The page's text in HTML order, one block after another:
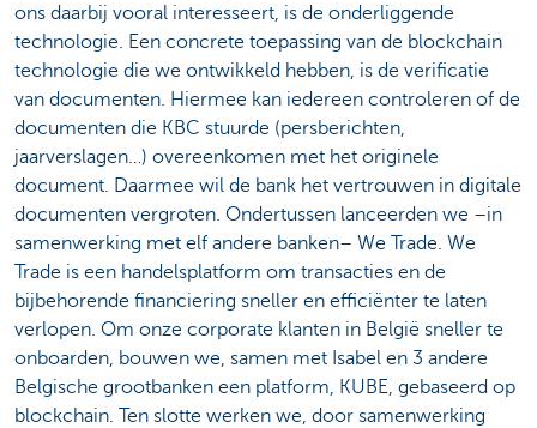
ons daarbij vooral interesseert, is de onderliggende
technologie. Een concrete toepassing van de blockchain
technologie die we ontwikkeld hebben, is de verificatie
van documenten. Hiermee kan iedereen controleren of de
documenten die KBC stuurde (persberichten,
jaarverslagen…) overeenkomen met het originele
document. Daarmee wil de bank het vertrouwen in digitale
documenten vergroten. Ondertussen lanceerden we –in
samenwerking met elf andere banken– We Trade. We
Trade is een handelsplatform om transacties en de
bijbehorende financiering sneller en efficiënter te laten
verlopen. Om onze corporate klanten in België sneller te
onboarden, bouwen we, samen met Isabel en 3 andere
Belgische grootbanken een platform, KUBE, gebaseerd op
blockchain. Ten slotte werken we, door samenwerking